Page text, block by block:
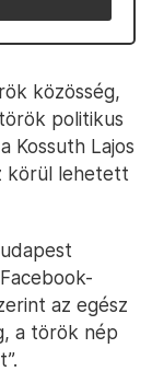
közösség,
politikus
Kossuth Lajos
körül lehetett
az egész
a török nép